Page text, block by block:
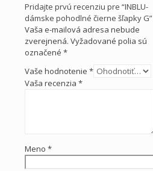
Pridajte prvú recenziu pre “INBLU-
dámske pohodlné čierne šľapky G”
Vaša e-mailová adresa nebude
zverejnená. Vyžadované polia sú
označené *
Vaše hodnotenie *
Vaša recenzia *
Meno *